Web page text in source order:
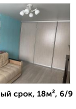
срок, 18м², 6/9